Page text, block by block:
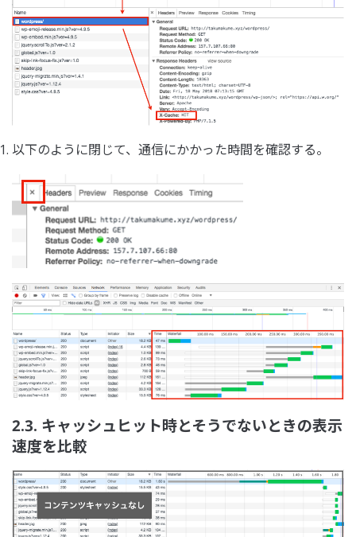
以下のように閉じて、通信にかかった時間を確認する。
2.3. キャッシュヒット時とそうでないときの表示
速度を比較